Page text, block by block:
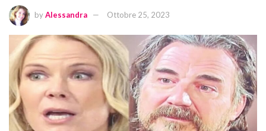
byAlessandra Ottobre 25, 2023